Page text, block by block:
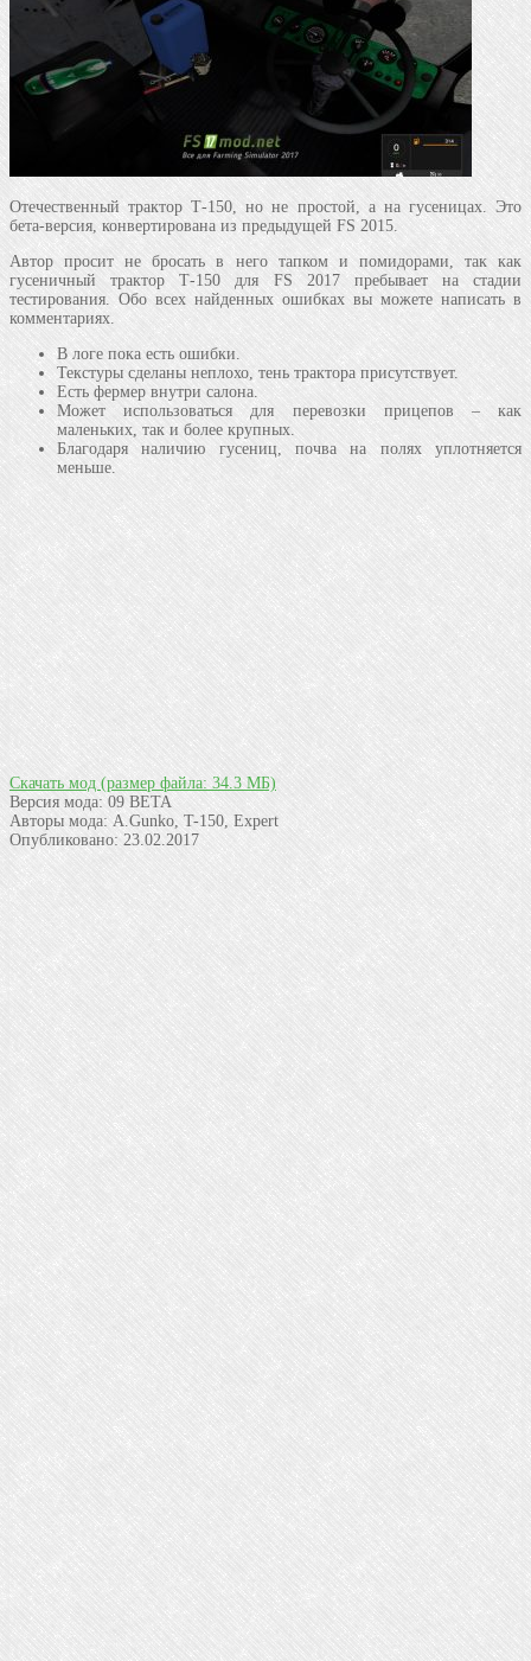
Отечественный трактор Т-150, но не простой, а на гусеницах. Это
бета-версия, конвертирована из предыдущей FS 2015.
Автор просит не бросать в него тапком и помидорами, так как
гусеничный трактор Т-150 для FS 2017 пребывает на стадии
тестирования. Обо всех найденных ошибках вы можете написать в
комментариях.
В логе пока есть ошибки.
Текстуры сделаны неплохо, тень трактора присутствует.
Есть фермер внутри салона.
Может использоваться для перевозки прицепов – как
маленьких, так и более крупных.
Благодаря наличию гусениц, почва на полях уплотняется
меньше.
Скачать мод (размер файла: 34.3 МБ)
Версия мода: 09 BETA
Авторы мода: A.Gunko, T-150, Expert
Опубликовано:23.02.2017